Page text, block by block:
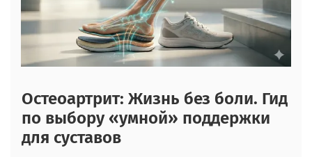
Остеоартрит: Жизнь без боли. Гид
по выбору «умной» поддержки
для суставов